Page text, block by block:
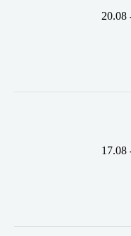
20.08
17.08